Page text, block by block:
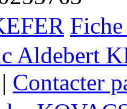
Aldebert
| Contacter